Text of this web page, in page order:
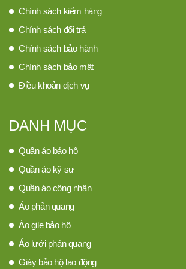
Chính sách kiểm hàng
Chính sách đổi trả
Chính sách bảo hành
Chính sách bảo mật
Điều khoản dịch vụ
DANH MỤC
Quần áo bảo hộ
Quần áo kỹ sư
Quần áo công nhân
Áo phản quang
Áo gile bảo hộ
Áo lưới phản quang
Giày bảo hộ lao động